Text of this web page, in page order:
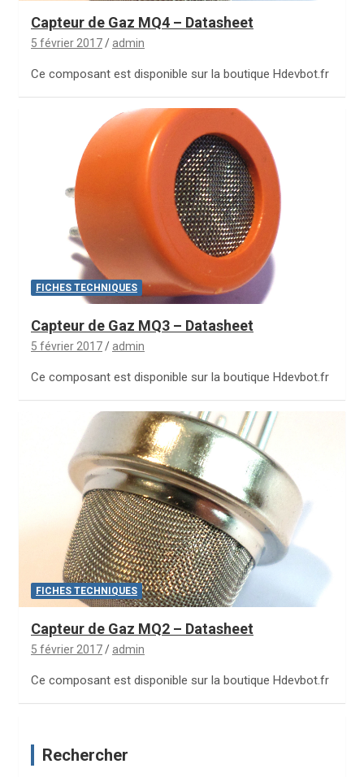
Capteur de Gaz MQ4 – Datasheet
5 février 2017 admin
Ce composant est disponible sur la boutique Hdevbot.fr
FICHES TECHNIQUES
Capteur de Gaz MQ3 – Datasheet
5 février 2017 admin
Ce composant est disponible sur la boutique Hdevbot.fr
FICHES TECHNIQUES
Capteur de Gaz MQ2 – Datasheet
5 février 2017 admin
Ce composant est disponible sur la boutique Hdevbot.fr
Rechercher